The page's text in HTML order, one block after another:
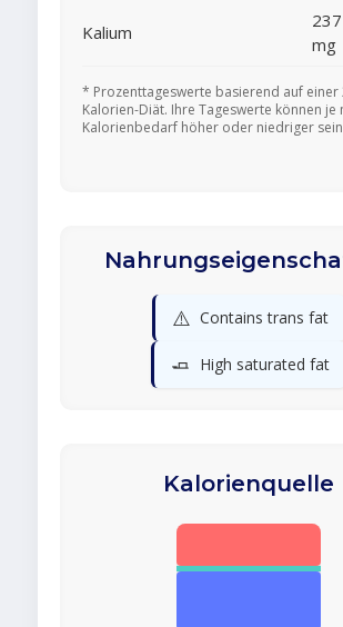
Kalium
237
mg
* Prozenttageswerte basierend auf einer
Kalorien-Diät. Ihre Tageswerte können je
Kalorienbedarf höher oder niedriger
⚠️ Contains trans fat
🧈 High saturated fat
Kalorienquelle